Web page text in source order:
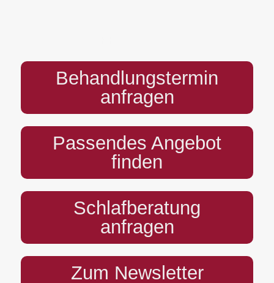
Behandlungstermin
anfragen
Passendes Angebot
finden
Schlafberatung
anfragen
Zum Newsletter